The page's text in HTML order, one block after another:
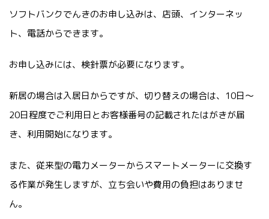
ソフトバンクでんきのお申し込みは、店頭、インターネッ
ト、電話からできます。
お申し込みには、検針票が必要になります。
新居の場合は入居日からですが、切り替えの場合は、10日～
20日程度でご利用日とお客様番号の記載されたはがきが届
き、利用開始になります。
また、従来型の電力メーターからスマートメーターに交換す
る作業が発生しますが、立ち会いや費用の負担はありませ
ん。